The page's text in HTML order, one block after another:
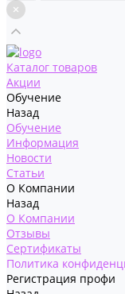
Каталог товаров
Акции
Обучение
Назад
Обучение
Информация
Новости
Статьи
О Компании
Назад
О Компании
Отзывы
Сертификаты
Политика
Регистрация профи